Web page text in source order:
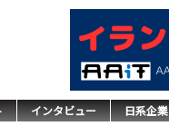
インタビュー 日系企業